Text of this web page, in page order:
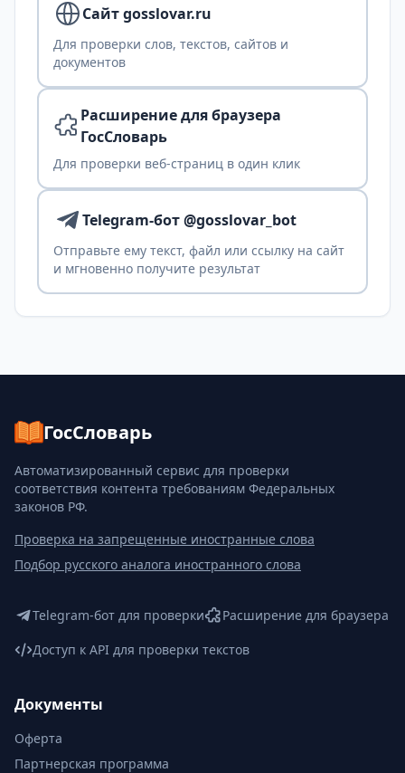
Сайт gosslovar.ru
Для проверки слов, текстов, сайтов и
документов
Расширение для браузера
ГосСловарь
Для проверки веб-страниц в один клик
Telegram-бот @gosslovar_bot
Отправьте ему текст, файл или ссылку на сайт
и мгновенно получите результат
ГосСловарь
Автоматизированный сервис для проверки
соответствия контента требованиям Федеральных
законов РФ.
Проверка на запрещенные иностранные слова
Подбор русского аналога иностранного слова
Telegram-бот для проверки
Расширение для браузера
Доступ к API для проверки текстов
Документы
Оферта
Партнерская программа